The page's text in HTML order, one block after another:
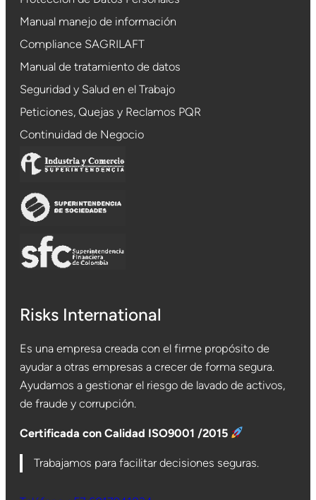
Manual manejo de información
Compliance SAGRILAFT
Manual de tratamiento de datos
Seguridad y Salud en el Trabajo
Peticiones, Quejas y Reclamos PQR
Continuidad de Negocio
Risks International
Es una empresa creada con el firme propósito de
ayudar a otras empresas a crecer de forma segura.
Ayudamos a gestionar el riesgo de lavado de activos,
de fraude y corrupción.
Certificada con Calidad ISO9001 /2015
Trabajamos para facilitar decisiones seguras.